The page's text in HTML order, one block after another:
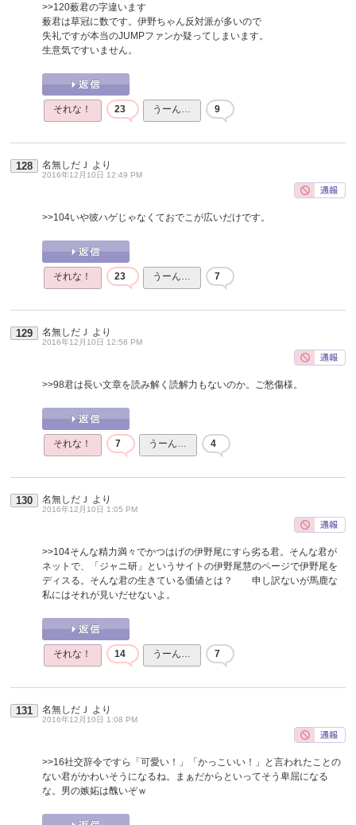
>>120薮君の字違います
薮君は草冠に数です。伊野ちゃん反対派が多いので
失礼ですが本当のJUMPファンか疑ってしまいます。
生意気ですいません。
それな！ 23 うーん… 9
128 名無しだＪ より
2016年12月10日 12:49 PM
>>104いや彼ハゲじゃなくておでこが広いだけです。
それな！ 23 うーん… 7
129 名無しだＪ より
2016年12月10日 12:56 PM
>>98君は長い文章を読み解く読解力もないのか。ご愁傷様。
それな！ 7 うーん… 4
130 名無しだＪ より
2016年12月10日 1:05 PM
>>104そんな精力満々でかつはげの伊野尾にすら劣る君。そんな君が
ネットで、「ジャニ研」というサイトの伊野尾慧のページで伊野尾を
ディスる。そんな君の生きている価値とは？ 申し訳ないが馬鹿な
私にはそれが見いだせないよ。
それな！ 14 うーん… 7
131 名無しだＪ より
2016年12月10日 1:08 PM
>>16社交辞令ですら「可愛い！」「かっこいい！」と言われたことの
ない君がかわいそうになるね。まぁだからといってそう卑屈になる
な。男の嫉妬は醜いぞｗ